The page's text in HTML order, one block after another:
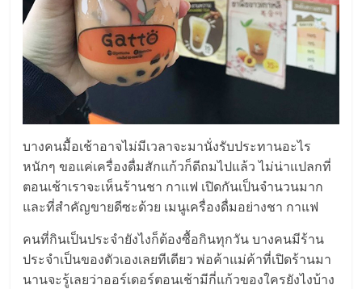
แฟ
รน
ไชส์
พร้อม
ทำเล
สำหรับ
บางคนมื้อเช้าอาจไม่มีเวลาจะมานั่งรับประทานอะไร
หนักๆ ขอแค่เครื่องดื่มสักแก้วก็ดีถมไปแล้ว ไม่น่าแปลกที่
ตอนเช้าเราจะเห็นร้านชา กาแฟ เปิดกันเป็นจำนวนมาก
และที่สำคัญขายดีซะด้วย เมนูเครื่องดื่มอย่างชา กาแฟ
คนที่กินเป็นประจำยังไงก็ต้องซื้อกินทุกวัน บางคนมีร้าน
ประจำเป็นของตัวเองเลยทีเดียว พ่อค้าแม่ค้าที่เปิดร้านมา
นานจะรู้เลยว่าออร์เดอร์ตอนเช้ามีกี่แก้วของใครยังไงบ้าง